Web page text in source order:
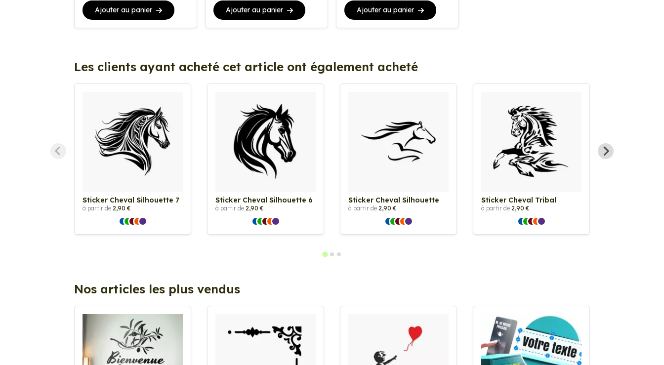
Ajouter au panier Ajouter au panier Ajouter au panier
Les clients ayant acheté cet article ont également acheté
Sticker Cheval Silhouette 7
à partir de 2,90 €
Sticker Cheval Silhouette 6
à partir de 2,90 €
Sticker Cheval Silhouette
à partir de 2,90 €
Sticker Cheval Tribal
à partir de 2,90 €
Nos articles les plus vendus